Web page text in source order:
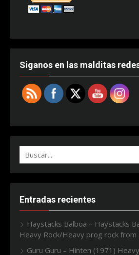
Siganos en las malditas
Buscar:
Entradas recientes
Haystacks Balboa – Haystacks
Heavy Rock/Heavy prog rock from
Guru Guru – Hinten (1971)